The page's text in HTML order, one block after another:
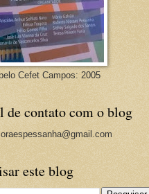
Cefet Campos: 2005
de contato com o blog
este blog